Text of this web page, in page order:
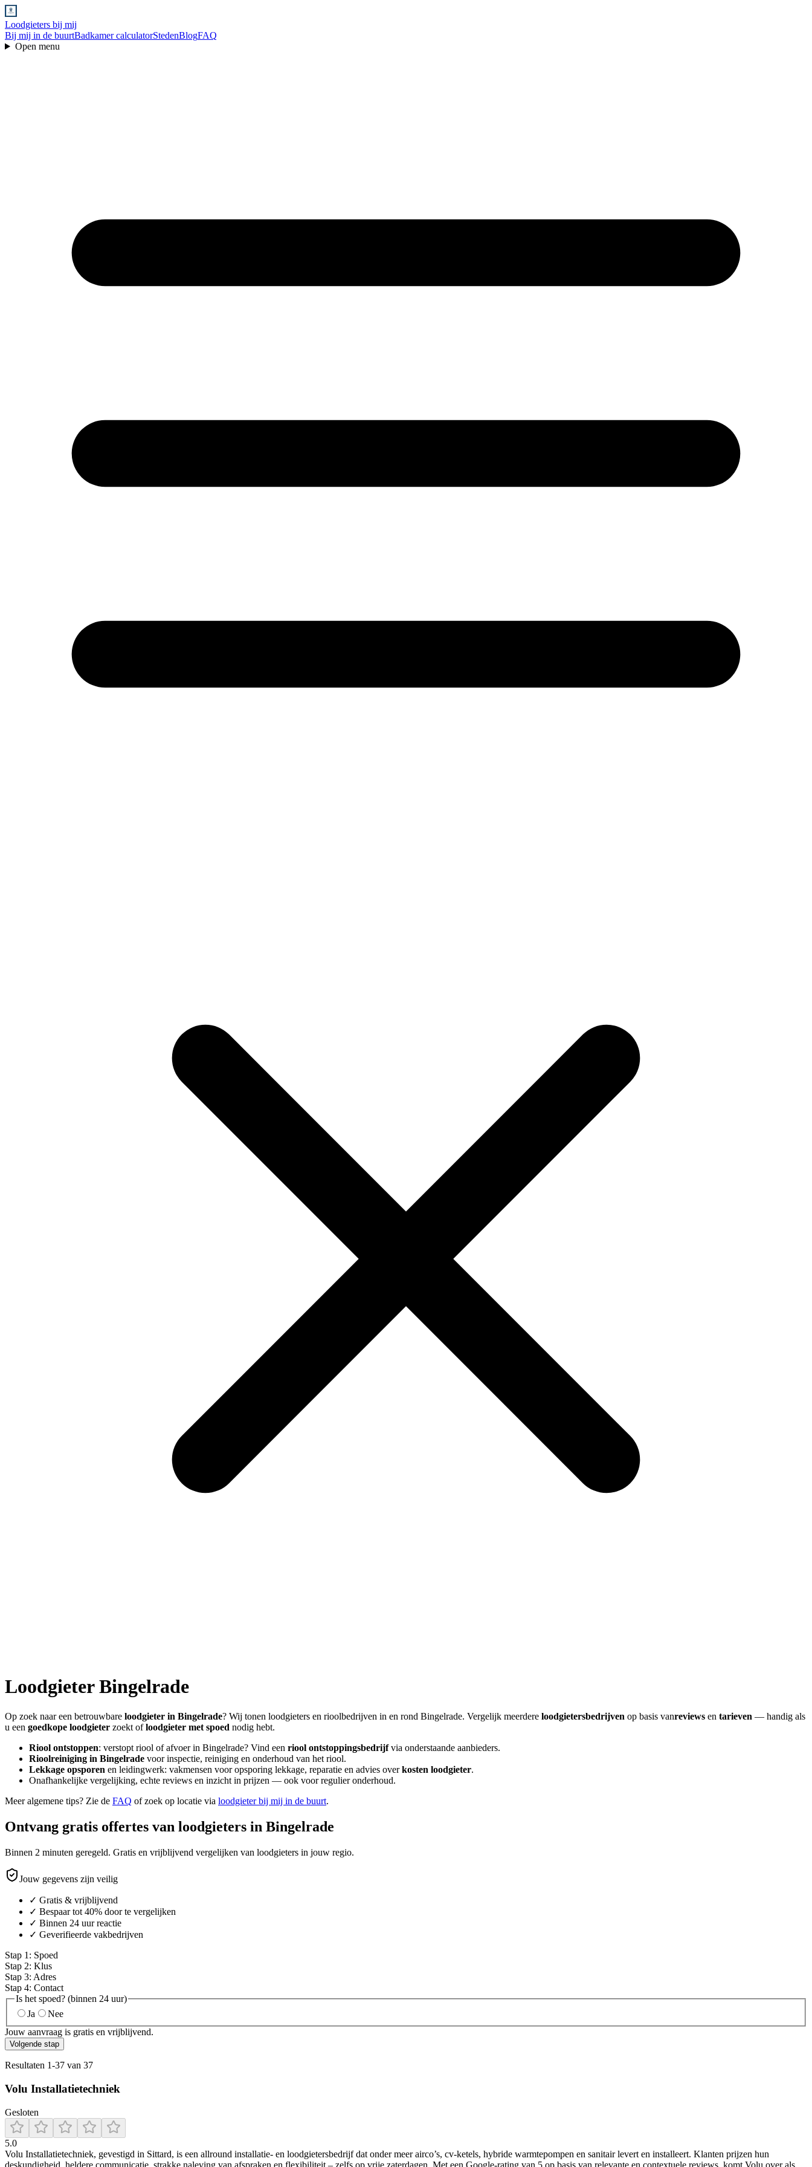
Loodgieters bij mij
Bij mij in de buurtBadkamer calculatorStedenBlogFAQ
Open menu
LoodgieterBingelrade
Op zoek naar een betrouwbare loodgieter in Bingelrade? Wij tonen loodgieters en rioolbedrijven in en rond Bingelrade. Vergelijk meerdere loodgietersbedrijven op basis vanreviews en tarieven — handig als
u een goedkope loodgieter zoekt ofloodgieter met spoed nodig hebt.
Riool ontstoppen: verstopt riool of afvoer in Bingelrade? Vind een riool ontstoppingsbedrijfvia onderstaande aanbieders.
Rioolreiniging in Bingelrade voor inspectie, reiniging en onderhoud van het riool.
Lekkage opsporen en leidingwerk: vakmensen voor opsporing lekkage, reparatie en advies overkosten loodgieter.
Onafhankelijke vergelijking, echte reviews en inzicht in prijzen — ook voor regulier onderhoud.
Meer algemene tips? Zie de FAQ of zoek op locatie via loodgieter bij mij in de buurt.
Ontvang gratis offertes van loodgieters in Bingelrade
Binnen 2 minuten geregeld. Gratis en vrijblijvend vergelijken van loodgieters in jouw regio.
Jouw gegevens zijn veilig
✓ Gratis & vrijblijvend
✓ Bespaar tot 40% door te vergelijken
✓ Binnen 24 uur reactie
✓ Geverifieerde vakbedrijven
Stap 1 : Spoed
Stap 2: Klus
Stap 3: Adres
Stap 4: Contact
Is het spoed? (binnen 24 uur)
Ja
Nee
Jouw aanvraag is gratis en vrijblijvend.
Volgende stap
Resultaten 1-37 van 37
Volu Installatietechniek
Gesloten
5.0
Volu Installatietechniek, gevestigd in Sittard, is een allround installatie- en loodgietersbedrijf dat onder meer airco’s, cv-ketels, hybride warmtepompen en sanitair levert en installeert. Klanten prijzen hun
deskundigheid, heldere communicatie, strakke naleving van afspraken en flexibiliteit – zelfs op vrije zaterdagen. Met een Google-rating van 5 op basis van relevante en contextuele reviews, komt Volu over als